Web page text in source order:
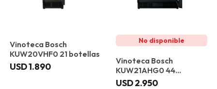
Vinoteca Bosch
KUW20VHF0 21 botellas
USD1.890
Vinoteca Bosch
KUW21AHG0 44
botellas
USD2.950